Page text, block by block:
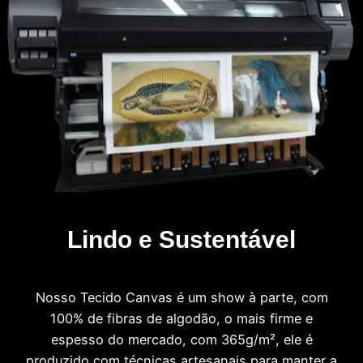
Lindo e Sustentável
Nosso Tecido Canvas é um show à parte, com
100% de fibras de algodão, o mais firme e
espesso do mercado, com 365g/m², ele é